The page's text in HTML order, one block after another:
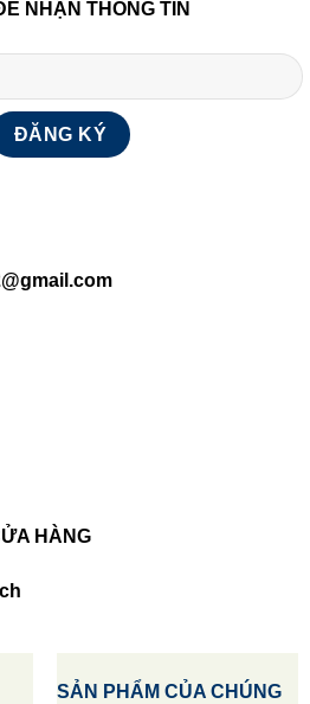
NHẬN THÔNG TIN
HÀNG
SẢN PHẨM CỦA CHÚNG